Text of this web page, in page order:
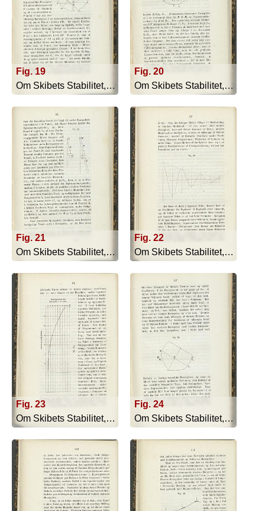
Fig. 19
Om Skibets Stabilitet, Bevægelser I S... - 1879
Fig. 20
Om Skibets Stabilitet, Bevægelser I S... - 1879
Fig. 21
Om Skibets Stabilitet, Bevægelser I S... - 1879
Fig. 22
Om Skibets Stabilitet, Bevægelser I S... - 1879
Fig. 23
Om Skibets Stabilitet, Bevægelser I S... - 1879
Fig. 24
Om Skibets Stabilitet, Bevægelser I S... - 1879